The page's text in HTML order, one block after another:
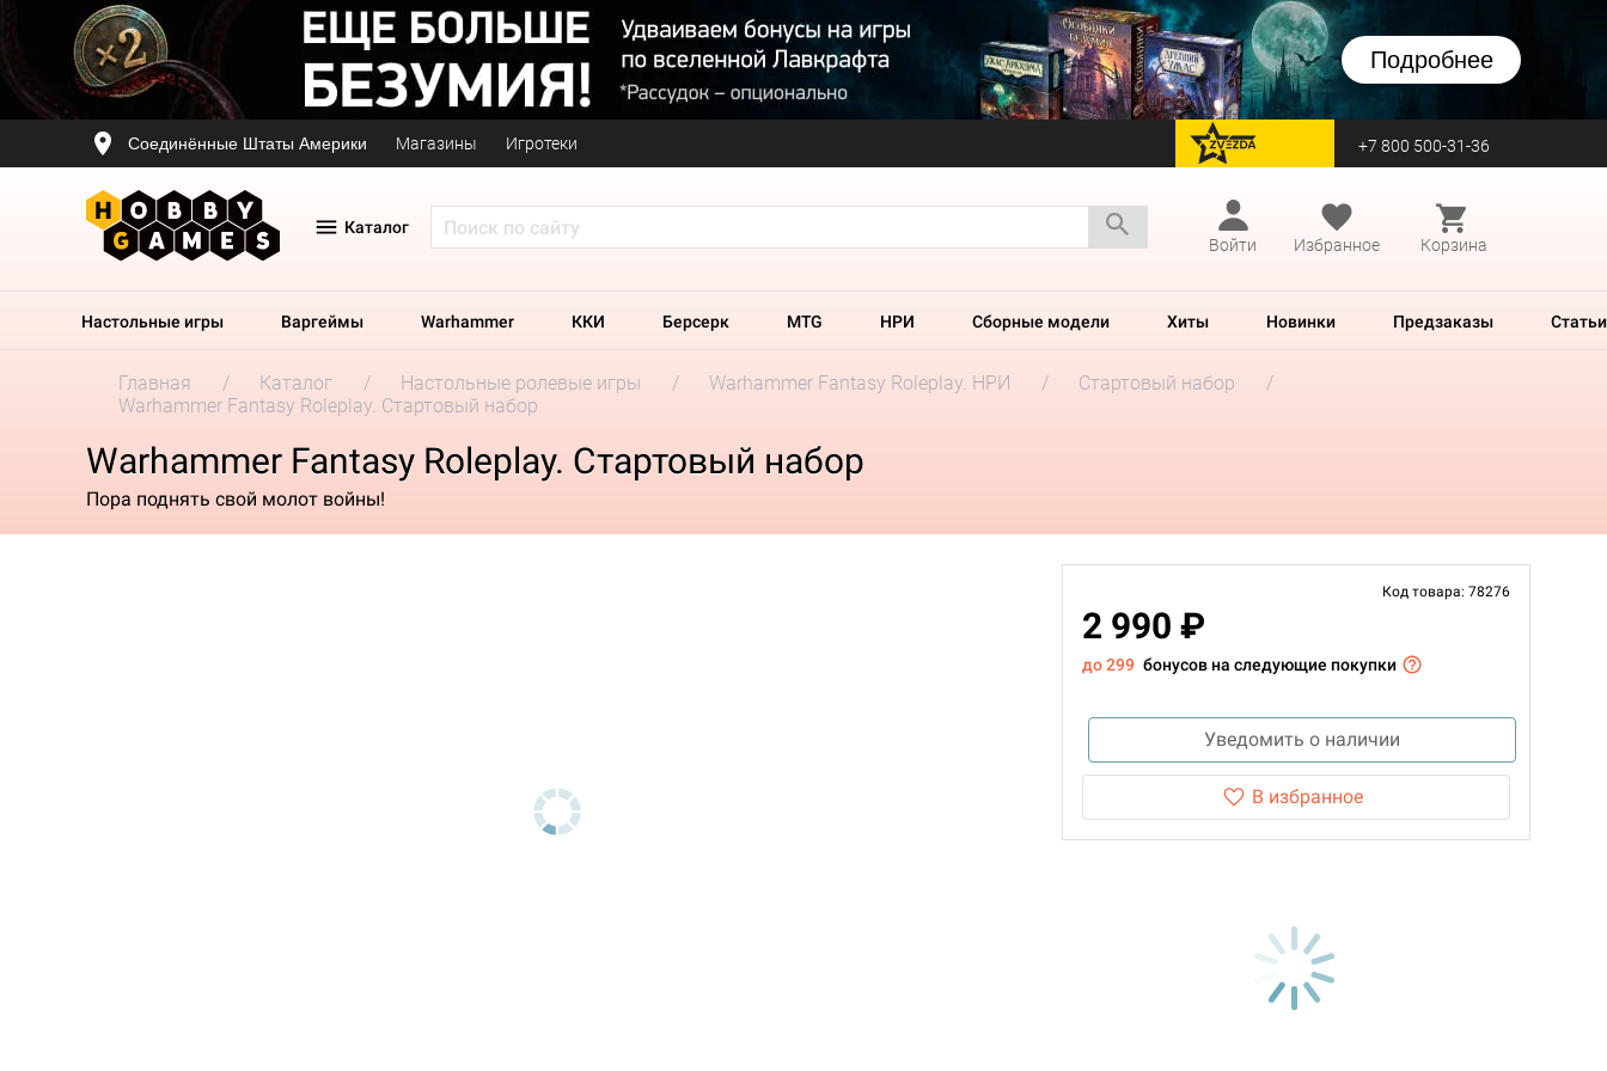
Подробнее
Соединённые Штаты Америки Магазины Игротеки перейти на Zvezda +7 800 500-31-36
Каталог
Войти
Избранное Корзина
Настольные игры Варгеймы Warhammer ККИ Берсерк MTG НРИ Сборные модели Хиты Новинки Предзаказы Статьи
Главная Каталог Настольные ролевые игры Warhammer Fantasy Roleplay. НРИ
Стартовый набор
Warhammer Fantasy Roleplay. Стартовый набор
Warhammer Fantasy Roleplay. Стартовый набор
Пора поднять свой молот войны!
Код товара: 78276
2 990 ₽
до 299 бонусов на следующие покупки
Уведомить о наличии
В избранное